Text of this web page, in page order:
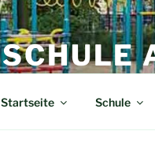
SCHULE
Startseite Schule